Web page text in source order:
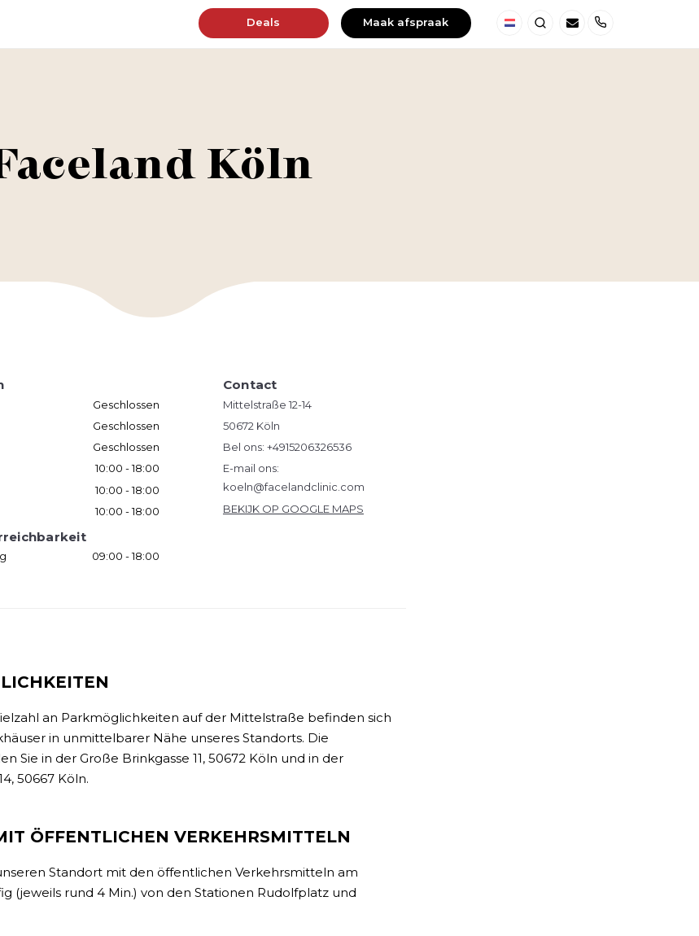
Deals Maak afspraak
Köln
Geschlossen
Geschlossen
Geschlossen
10:00 - 18:00
10:00 - 18:00
10:00 - 18:00
09:00 - 18:00
Contact
Mittelstraße 12-14
50672 Köln
Bel ons: +4915206326536
E-mail ons:
koeln@facelandclinic.com
BEKIJK OP GOOGLE MAPS
an Parkmöglichkeiten auf der Mittelstraße befinden sich
in unmittelbarer Nähe unseres Standorts. Die
Sie in der Große Brinkgasse 11, 50672 Köln und in der
50667 Köln.
ÖFFENTLICHEN VERKEHRSMITTELN
Standort mit den öffentlichen Verkehrsmitteln am
(jeweils rund 4 Min.) von den Stationen Rudolfplatz und